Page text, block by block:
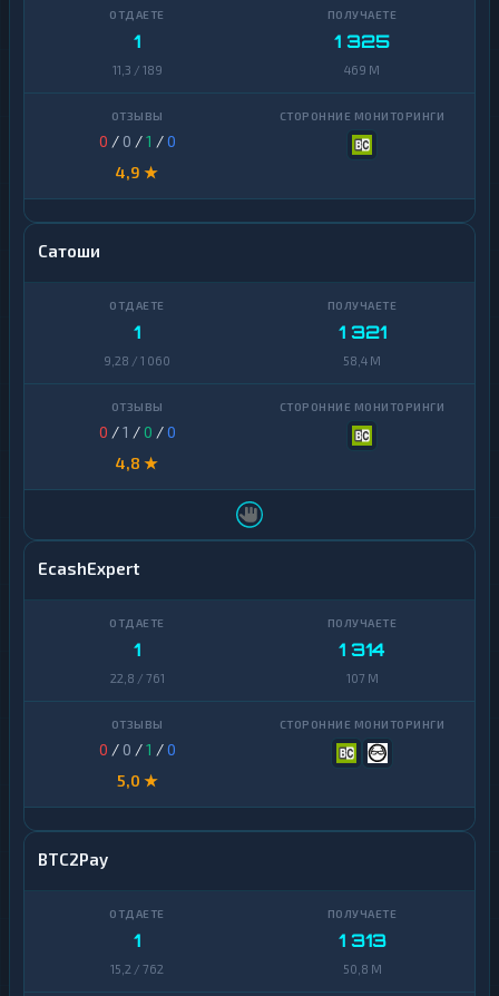
1
11,3 / 189
1 325
469 M
0 / 0 /1 /0
4,9 ★
Сатоши
1
9,28 / 1 060
1 321
58,4 M
0 /1 /0 /0
4,8 ★
EcashExpert
1
22,8 / 761
1 314
107 M
0 / 0 /1 /0
5,0 ★
BTC2Pay
1
15,2 / 762
1 313
50,8 M